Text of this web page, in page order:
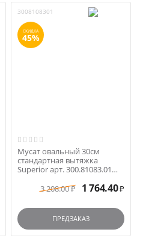
3008108301
СКИДКА
45%
Мусат овальный 30см
стандартная вытяжка
Superior арт. 300.81083.01
3 208.00 ₽ 1 764.40 ₽
ПРЕДЗАКАЗ